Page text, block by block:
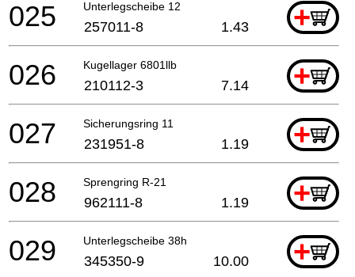
Unterlegscheibe 12 +
025 257011-8 1.43
Kugellager 6801llb +
026 210112-3 7.14
Sicherungsring 11 +
027 231951-8 1.19
Sprengring R-21 +
028 962111-8 1.19
Unterlegscheibe 38h +
029 345350-9 10.00